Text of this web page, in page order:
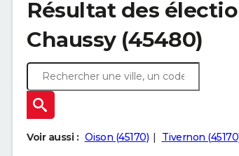
Résultat des
Chaussy (45480)
Voir aussi : Oison (45170) Tivernon